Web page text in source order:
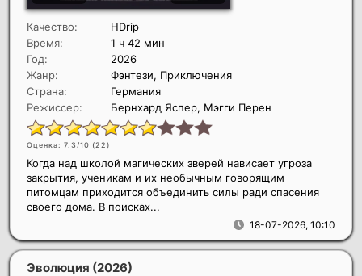
Качество:
HDrip
Время:
1 ч 42 мин
Год:
2026
Жанр:
Фэнтези, Приключения
Страна:
Германия
Режиссер:
Бернхард Яспер, Мэгги Перен
Оценка: 7.3/10 (22)
18-07-2026, 10:10
Когда над школой магических зверей нависает угроза
закрытия, ученикам и их необычным говорящим
питомцам приходится объединить силы ради спасения
своего дома. В поисках...
Эволюция (2026)